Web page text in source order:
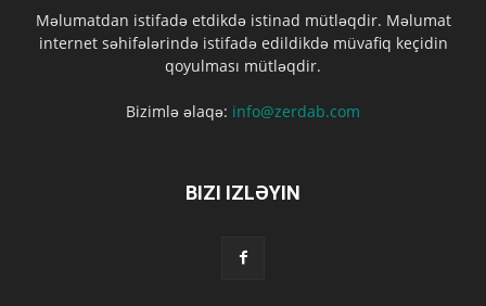
Məlumatdan istifadə etdikdə istinad mütləqdir. Məlumat
internet səhifələrində istifadə edildikdə müvafiq keçidin
qoyulması mütləqdir.
Bizimlə əlaqə: info@zerdab.com
BIZI IZLƏYIN